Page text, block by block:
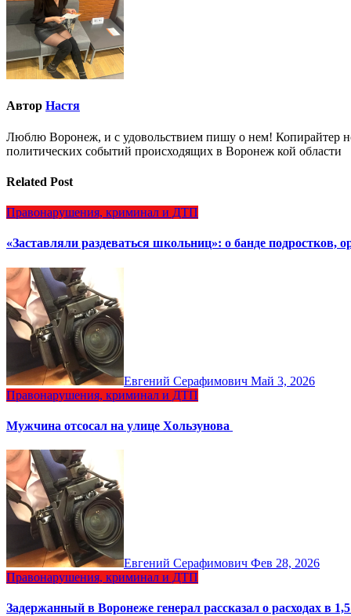
Автор Настя
Люблю Воронеж, и с удовольствием пишу о нем! Копирайтер
политических событий происходящих в Воронеж кой области
Related Post
Правонарушения, криминал и ДТП
«Заставляли раздеваться школьниц»: о банде
Евгений Серафимович Май 3, 2026
Правонарушения, криминал и ДТП
Мужчина отсосал на улице Хользунова
Евгений Серафимович Фев 28, 2026
Правонарушения, криминал и ДТП
Задержанный в Воронеже генерал рассказал о расходах в